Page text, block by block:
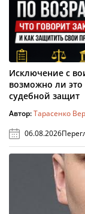
Исключение с
возможно ли это
судебной защит
Автор:Тарасенко
06.08.2026